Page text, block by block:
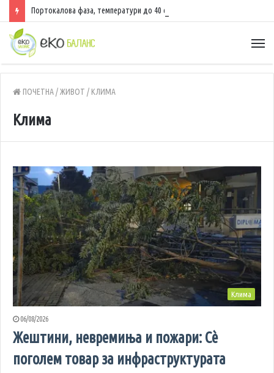
Портокалова фаза, температури до 40 степени
ПОЧЕТНА/ЖИВОТ / КЛИМА
Клима
Клима
06/08/2026
Жештини, невремиња и пожари: Сè
поголем товар за инфраструктурата